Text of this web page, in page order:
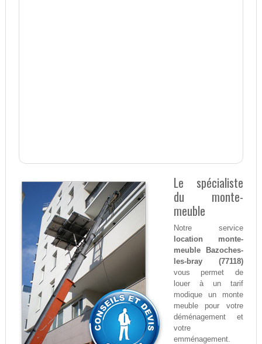
Le spécialiste
du monte-
meuble
Notre service
location monte-
meuble Bazoches-
les-bray (77118)
vous permet de
louer à un tarif
modique un monte
meuble pour votre
déménagement et
votre
emménagement.